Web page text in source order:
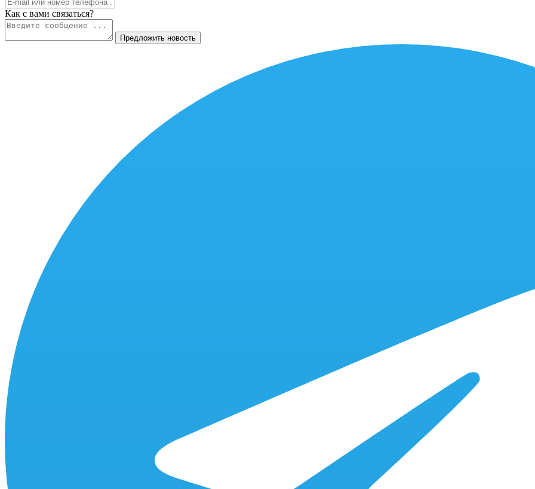
Как c вами связаться?
Предложить новость